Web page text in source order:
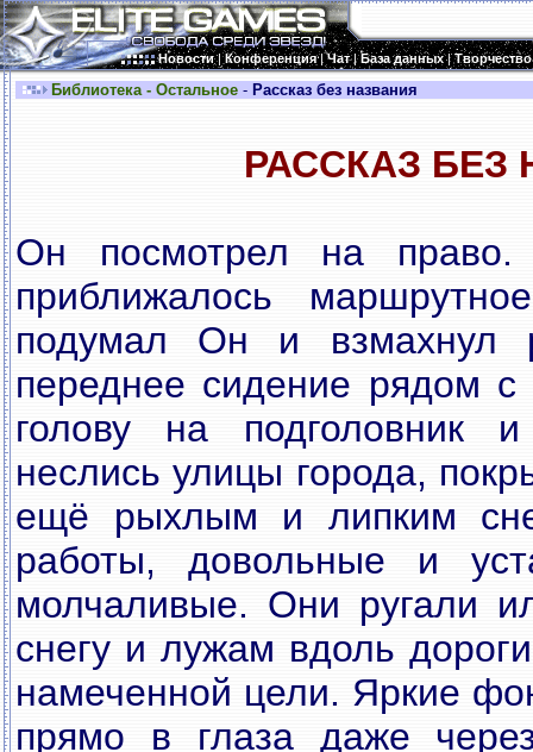
Новости|Конференция|Чат|База данных|Творчество
Библиотека - Остальное - Рассказ без названия
РАССКАЗ БЕЗ
Он посмотрел на
приближалось
подумал Он и взмахнул
переднее сидение рядом
голову на подголовник
неслись улицы города,
ещё рыхлым и липким
работы, довольные и
молчаливые. Они ругали
снегу и лужам вдоль
намеченной цели. Яркие
прямо в глаза даже